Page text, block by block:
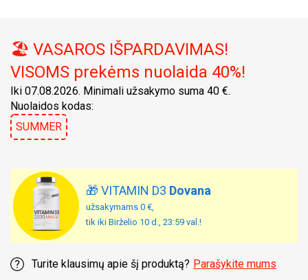
🏖️ VASAROS IŠPARDAVIMAS!
VISOMS prekėms nuolaida 40%!
Iki 07.08.2026. Minimali užsakymo suma 40 €.
Nuolaidos kodas:
SUMMER
🎁 VITAMIN D3 Dovana
užsakymams 0 €,
tik iki Birželio 10 d., 23:59 val.!
Turite klausimų apie šį produktą? Parašykite mums